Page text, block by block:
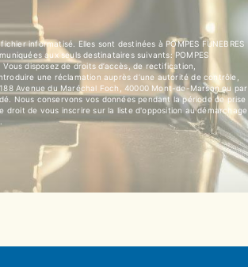
informatisé. Elles sont destinées à POMPES FUNEBRES
aux seuls destinataires suivants: POMPES
disposez de droits d’accès, de rectification,
une réclamation auprès d’une autorité de contrôle,
Avenue du Maréchal Foch, 40000 Mont-de-Marsan ou par
Nous conservons vos données pendant la période de prise
droit de vous inscrire sur la liste d'opposition au démarchage